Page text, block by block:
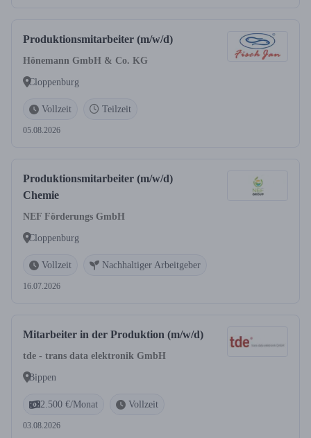
Produktionsmitarbeiter (m/w/d)
Hönemann GmbH & Co. KG
Cloppenburg
Vollzeit Teilzeit
05.08.2026
Produktionsmitarbeiter (m/w/d)
Chemie
NEF Förderungs GmbH
Cloppenburg
Vollzeit Nachhaltiger Arbeitgeber
16.07.2026
Mitarbeiter in der Produktion (m/w/d)
tde - trans data elektronik GmbH
Bippen
2.500 €/Monat Vollzeit
03.08.2026